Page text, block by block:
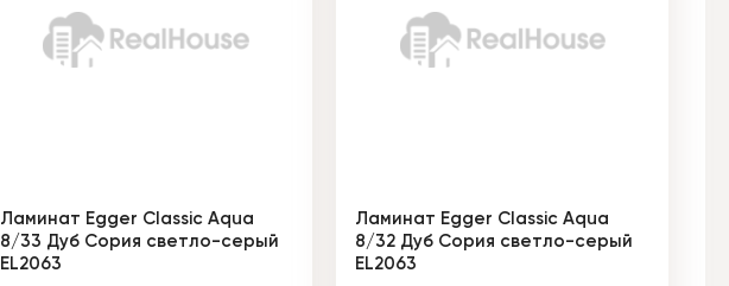
Ламинат Egger Classic Aqua
8/33 Дуб Сория светло-серый
EL2063
Ламинат Egger Classic Aqua
8/32 Дуб Сория светло-серый
EL2063